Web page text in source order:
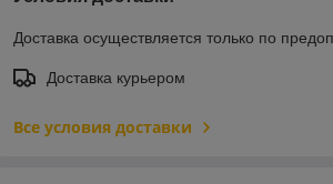
Доставка осуществляется только по
Доставка курьером
Все условия доставки